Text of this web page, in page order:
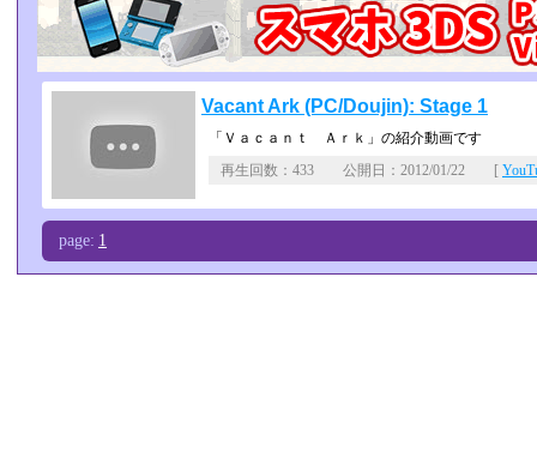
Vacant Ark (PC/Doujin): Stage 1
「Ｖａｃａｎｔ Ａｒｋ」の紹介動画です
再生回数：433 公開日：2012/01/22 [
page: 1